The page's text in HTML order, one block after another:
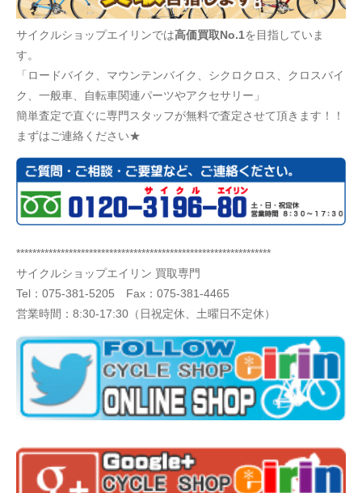
サイクルショップエイリンでは高価買取No.1を目指していま
す。
「ロードバイク、マウンテンバイク、シクロクロス、クロスバイ
ク、一般車、自転車関連パーツやアクセサリー」
簡単査定で直ぐに専門スタッフが無料で査定させて頂きます！！
まずはご連絡ください★
***************************************************************
サイクルショップエイリン 買取専門
Tel： 075-381-5205 Fax：075-381-4465
営業時間：8:30-17:30（日祝定休、土曜日不定休）